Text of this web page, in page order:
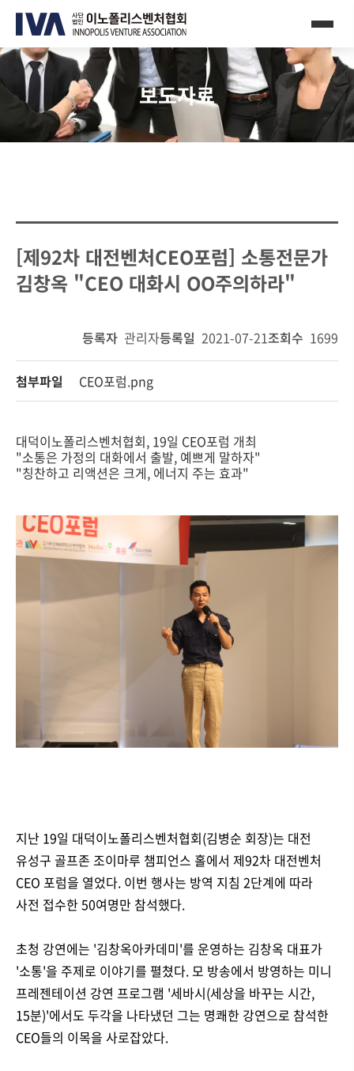
보도자료
[제92차 대전벤처CEO포럼] 소통전문가
김창옥 "CEO 대화시 OO주의하라"
등록자 관리자등록일 2021-07-21조회수 1699
첨부파일 CEO포럼.png
대덕이노폴리스벤처협회, 19일 CEO포럼 개최
"소통은 가정의 대화에서 출발, 예쁘게 말하자"
"칭찬하고 리액션은 크게, 에너지 주는 효과"
지난 19일 대덕이노폴리스벤처협회(김병순 회장)는 대전
유성구 골프존 조이마루 챔피언스 홀에서 제92차 대전벤처
CEO 포럼을 열었다. 이번 행사는 방역 지침 2단계에 따라
사전 접수한 50여명만 참석했다.
초청 강연에는 '김창옥아카데미'를 운영하는 김창옥 대표가
'소통'을 주제로 이야기를 펼쳤다. 모 방송에서 방영하는 미니
프레젠테이션 강연 프로그램 '세바시(세상을 바꾸는 시간,
15분)'에서도 두각을 나타냈던 그는 명쾌한 강연으로 참석한
CEO들의 이목을 사로잡았다.